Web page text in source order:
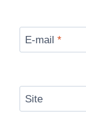
E-mail *
Site